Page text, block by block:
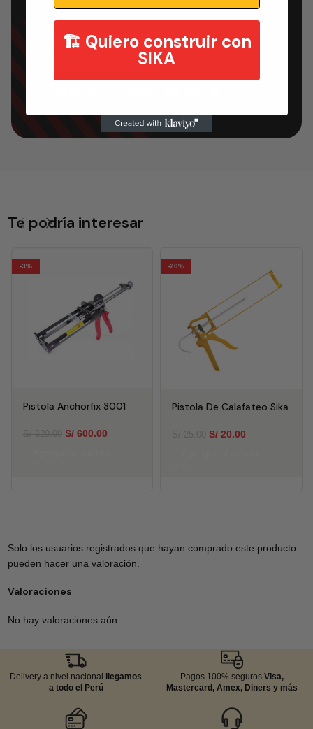
Agregar al carrito
Te podría interesar
-3%
Pistola Anchorfix 3001
S/600.00
-20%
Pistola De Calafateo Sika
S/ 20.00
Valoraciones
No hay valoraciones aún.
Solo los usuarios registrados que hayan comprado este producto
pueden hacer una valoración.
Delivery a nivel nacional llegamos
a todo el Perú
Pagos 100% seguros Visa,
Mastercard, Amex, Diners y más
🏗️ Quiero construir con
SIKA